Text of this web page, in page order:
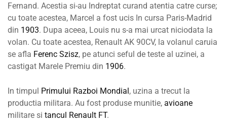
Fernand. Acestia si-au Indreptat curand atentia catre curse;
cu toate acestea, Marcel a fost ucis In cursa Paris-Madrid
din 1903. Dupa aceea, Louis nu s-a mai urcat niciodata la
volan. Cu toate acestea, Renault AK 90CV, la volanul caruia
se afla Ferenc Szisz, pe atunci seful de teste al uzinei, a
castigat Marele Premiu din 1906.
In timpul Primului Razboi Mondial, uzina a trecut la
productia militara. Au fost produse munitie, avioane
militare si tancul Renault FT.